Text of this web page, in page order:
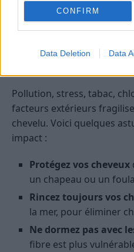
CONFIRM
Data Deletion Data
professionnel de santé
éventuelle carence ou un
Limiter les
Pollution, stress, tabac,
facteurs extérieurs
chevelu. Voici quelques
impact :
Protégez vos cheveux
un chapeau ou un
Rincez toujours vos
la mer, pour éliminer
Ne dormez pas avec
fibre est plus